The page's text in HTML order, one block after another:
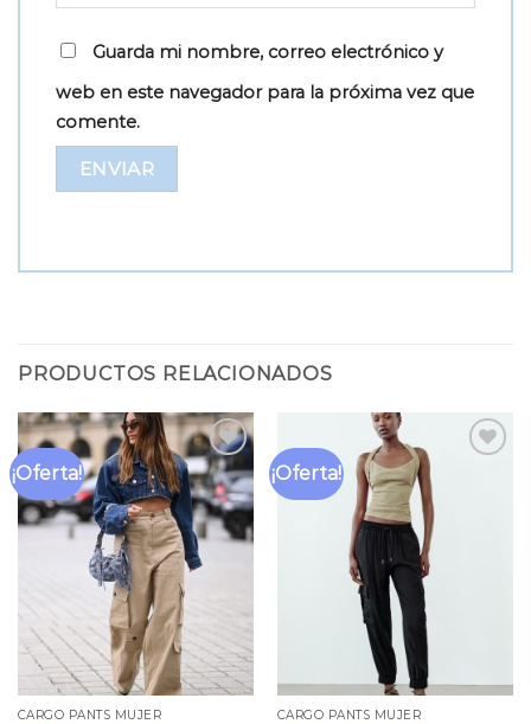
Guarda mi nombre, correo electrónico y
web en este navegador para la próxima vez que
comente.
PRODUCTOS RELACIONADOS
¡Oferta!
Añadir
a la
lista
de
deseos
CARGO PANTS MUJER
¡Oferta!
CARGO PANTS MUJER